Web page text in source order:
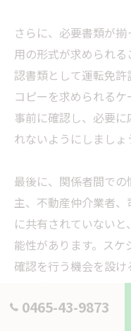
さらに、必要書類が
用の形式が求められ
認書類として運転免許
コピーを求められる
事前に確認し、必要
れないようにしましょ
最後に、関係者間で
主、不動産仲介業者
に共有されていないと
能性があります。スケ
確認を行う機会を設け
引き渡し時に
0465-43-9873